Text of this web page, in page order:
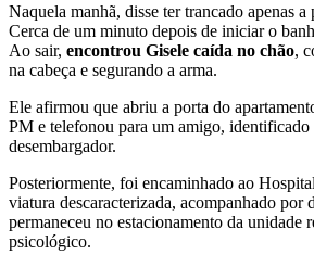
Naquela manhã, disse ter trancado apenas
Cerca de um minuto depois de iniciar o
Ao sair, encontrou Gisele caída no chão,
na cabeça e segurando a arma.
Ele afirmou que abriu a porta do
PM e telefonou para um amigo,
desembargador.
Posteriormente, foi encaminhado ao
viatura descaracterizada, acompanhado por
permaneceu no estacionamento da unidade
psicológico.